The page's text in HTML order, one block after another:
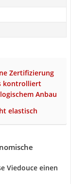
Zertifizierung
kontrolliert
Anbau
elastisch
Viedouce einen